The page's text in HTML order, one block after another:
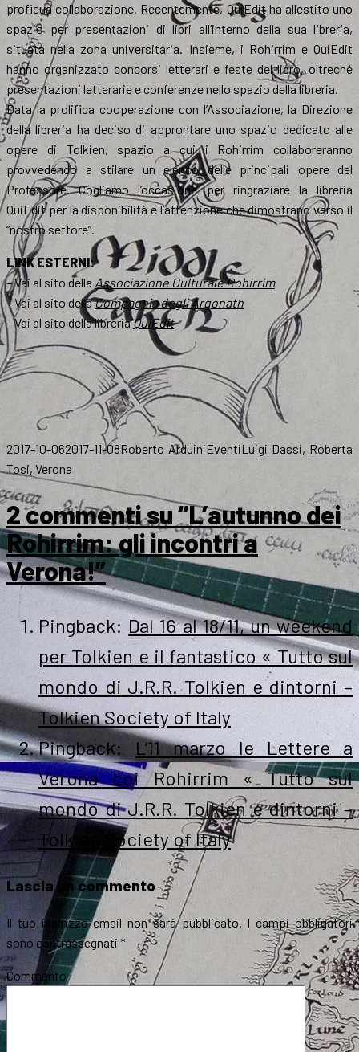
proficua collaborazione. Recentemente, QuiEdit ha allestito uno
spazio per presentazioni di libri all’interno della sua libreria,
situata nella zona universitaria. Insieme, i Rohirrim e QuiEdit
hanno organizzato concorsi letterari e feste del libro, oltreché
presentazioni letterarie e conferenze nello spazio della libreria.
Data la prolifica cooperazione con l’Associazione, la Direzione
della libreria ha deciso di approntare uno spazio dedicato alle
opere di Tolkien, spazio a cui i Rohirrim collaboreranno
provvedendo a stilare un elenco delle principali opere del
Professore. Cogliamo l’occasione per ringraziare la libreria
QuiEdit per la disponibilità e l’attenzione che dimostrano verso il
“nostro settore”.
LINK ESTERNI:
– Vai al sito della Associazione Culturale Rohirrim
– Vai al sito dellaCompagnia degli Argonath
– Vai al sito della libreriaQuiEdit
.
Scritto
il
2017-10-062017-11-08Autore
Roberto ArduiniCategorie
EventiTag
Luigi Dassi, Roberta
Tosi, Verona
2 commenti su “L’autunno dei
Rohirrim: gli incontri a
Verona!”
Pingback: Dal 16 al 18/11, un weekend
per Tolkien e il fantastico « Tutto sul
mondo di J.R.R. Tolkien e dintorni –
Tolkien Society of Italy
Pingback: L’11 marzo le Lettere a
Verona coi Rohirrim « Tutto sul
mondo di J.R.R. Tolkien e dintorni –
Tolkien Society of Italy
Lascia un commento
Il tuo indirizzo email non sarà pubblicato.
I campi obbligatori
sono contrassegnati *
Commento*